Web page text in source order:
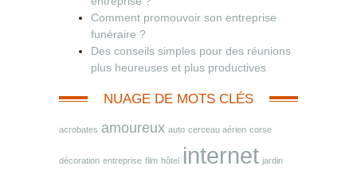
Comment promouvoir son entreprise
funéraire ?
Des conseils simples pour des réunions
plus heureuses et plus productives
NUAGE DE MOTS CLÉS
acrobates amoureux auto cerceau aérien corse
décoration entreprise film hôtel internet jardin